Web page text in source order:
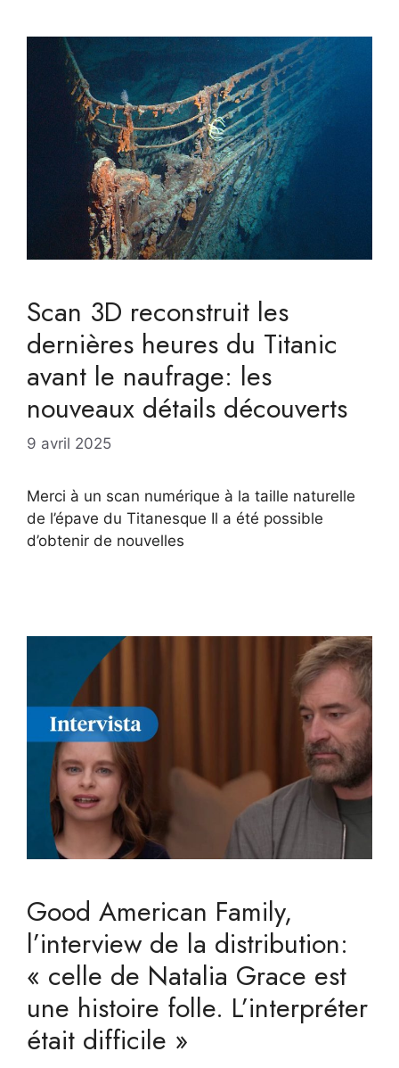
Scan 3D reconstruit les
dernières heures du Titanic
avant le naufrage: les
nouveaux détails découverts
9 avril 2025
Merci à un scan numérique à la taille naturelle
de l’épave du Titanesque Il a été possible
d’obtenir de nouvelles
Good American Family,
l’interview de la distribution:
« celle de Natalia Grace est
une histoire folle. L’interpréter
était difficile »